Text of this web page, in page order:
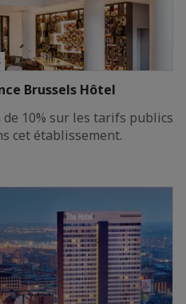
Brussels Hôtel
10% sur les tarifs publics
cet établissement.